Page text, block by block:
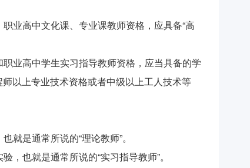
业高中文化课、专业课教师资格，应具备“高
业高中学生实习指导教师资格，应当具备的学
以上专业技术资格或者中级以上工人技术等
就是通常所说的“理论教师”。
，也就是通常所说的“实习指导教师”。